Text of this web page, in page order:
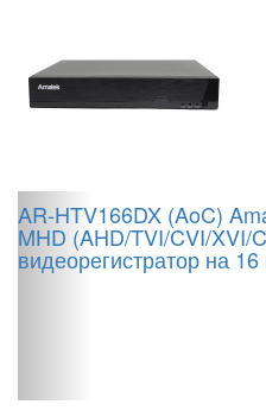
AR-HTV166DX (AoC)
MHD (AHD/TVI/CVI/XVI/
видеорегистратор на